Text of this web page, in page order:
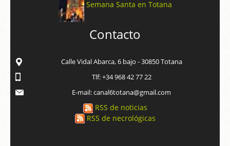
Semana Santa en Totana
Contacto
Calle Vidal Abarca, 6 bajo - 30850 Totana
Tlf: +34 968 42 77 22
E-mail: canal6totana@gmail.com
RSS de noticias
RSS de necrológicas